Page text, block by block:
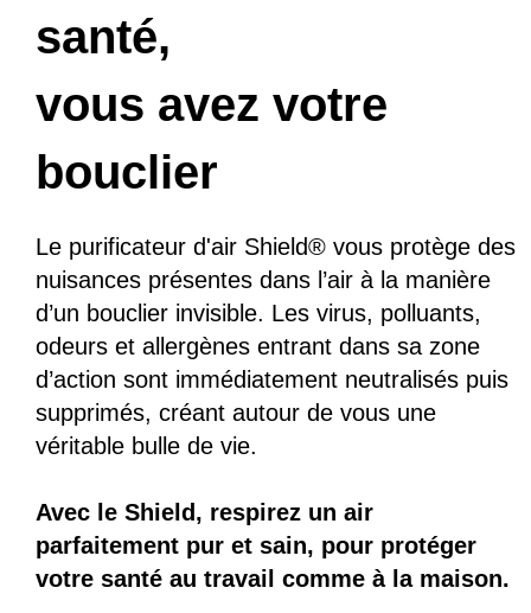
santé,
vous avez votre
bouclier
Le purificateur d'air Shield® vous protège des
nuisances présentes dans l’air à la manière
d’un bouclier invisible. Les virus, polluants,
odeurs et allergènes entrant dans sa zone
d’action sont immédiatement neutralisés puis
supprimés, créant autour de vous une
véritable bulle de vie.
Avec le Shield, respirez un air
parfaitement pur et sain, pour protéger
votre santé au travail comme à la maison.